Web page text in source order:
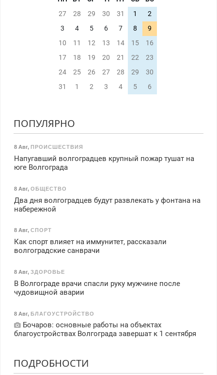
27
28 29 30 31 1
2
3
4 5 6 7 8
9
10
11 12 13 14 15
16
17
18 19 20 21 22
23
24
25 26 27 28 29
30
31
1 2 3 4 5 6
ПОПУЛЯРНО
8 Авг, ПРОИСШЕСТВИЯ
Напугавший волгоградцев крупный пожар тушат на
юге Волгограда
8 Авг, ОБЩЕСТВО
Два дня волгоградцев будут развлекать у фонтана на
набережной
8 Авг, СПОРТ
Как спорт влияет на иммунитет, рассказали
волгоградские санврачи
8 Авг, ЗДОРОВЬЕ
В Волгограде врачи спасли руку мужчине после
чудовищной аварии
8 Авг, БЛАГОУСТРОЙСТВО
Бочаров: основные работы на объектах
благоустройствах Волгограда завершат к 1 сентября
ПОДРОБНОСТИ